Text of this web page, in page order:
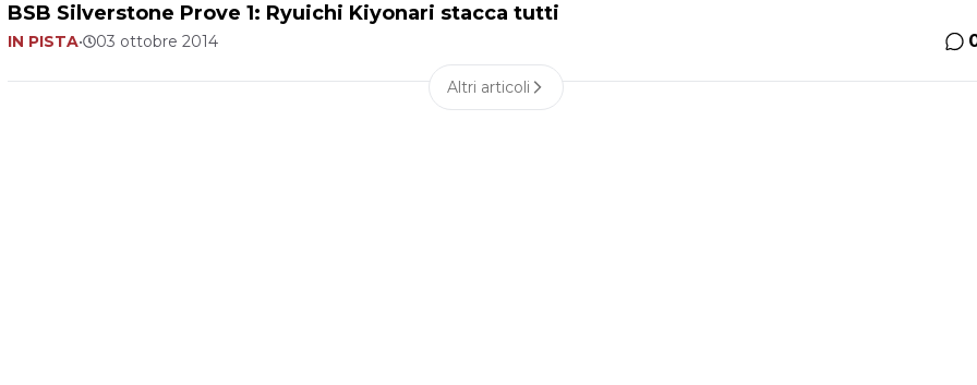
BSB Silverstone Prove 1: Ryuichi Kiyonari stacca tutti
IN PISTA• 03 ottobre 2014
Altri articoli